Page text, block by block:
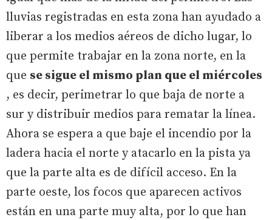
lluvias registradas en esta zona han ayudado a
liberar a los medios aéreos de dicho lugar, lo
que permite trabajar en la zona norte, en la
que se sigue el mismo plan que el miércoles
, es decir, perimetrar lo que baja de norte a
sur y distribuir medios para rematar la línea.
Ahora se espera a que baje el incendio por la
ladera hacia el norte y atacarlo en la pista ya
que la parte alta es de difícil acceso. En la
parte oeste, los focos que aparecen activos
están en una parte muy alta, por lo que han